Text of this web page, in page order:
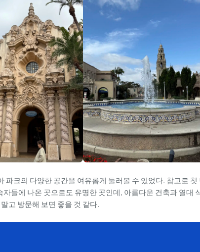
파크의 다양한 공간을 여유롭게 둘러볼 수 있었다. 참고로 첫
들에 나온 곳으로도 유명한 곳인데, 아름다운 건축과 열대
고 방문해 보면 좋을 것 같다.